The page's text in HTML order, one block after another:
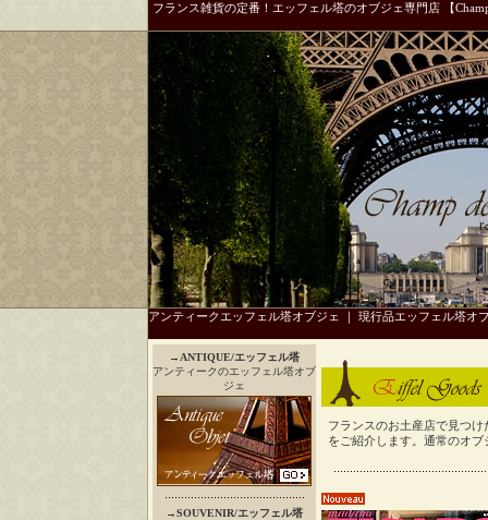
フランス雑貨の定番！エッフェル塔のオブジェ専門店 【
アンティークエッフェル塔オブジェ ｜ 現行品エッフェル塔オ
→ ANTIQUE/エッフェル塔
アンティークのエッフェル塔オブ
ジェ
→SOUVENIR/エッフェル塔
フランスのお土産店で見つ
をご紹介します。通常のオ